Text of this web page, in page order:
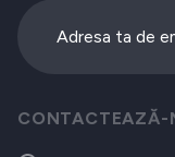
CONTACTEAZĂ-